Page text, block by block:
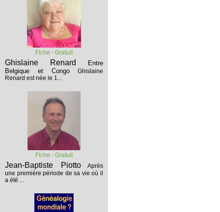
Fiche - Gratuit
Ghislaine Renard
Entre
Belgique et Congo
Ghislaine
Renard est née le 1...
Fiche - Gratuit
Jean-Baptiste Piotto
Après
une première période de sa vie où il
a été ...